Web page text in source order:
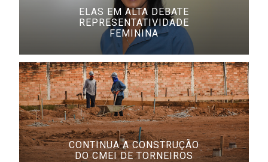
ELAS EM ALTA DEBATE
REPRESENTATIVIDADE
FEMININA
CONTINUA A CONSTRUÇÃO
DO CMEI DE TORNEIROS